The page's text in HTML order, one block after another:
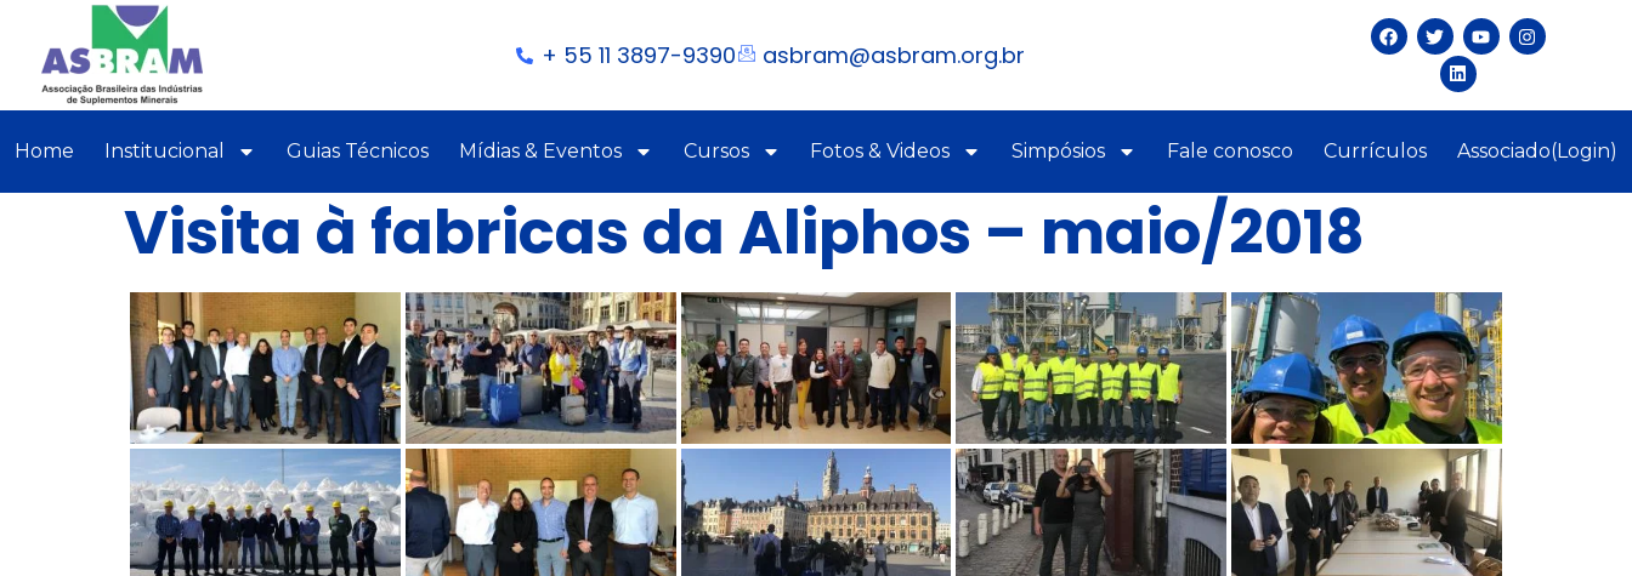
+ 55 11 3897-9390 asbram@asbram.org.br
Home Institucional Guias Técnicos Mídias & Eventos Cursos Fotos & Videos Simpósios Fale conosco Currículos Associado(Login)
Visita à fabricas da Aliphos – maio/2018